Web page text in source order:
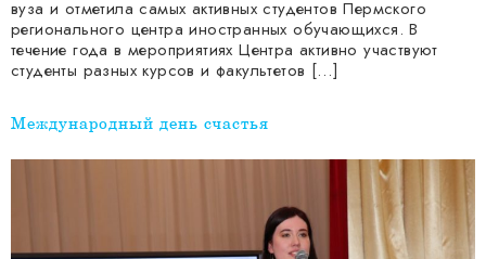
вуза и отметила самых активных студентов Пермского
регионального центра иностранных обучающихся. В
течение года в мероприятиях Центра активно участвуют
студенты разных курсов и факультетов […]
Международный день счастья